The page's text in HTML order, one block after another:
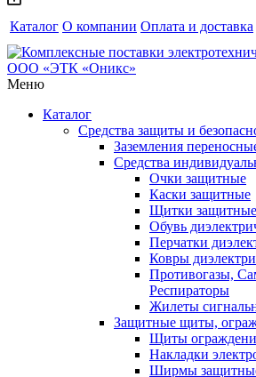
Каталог О компании Оплата и доставка
Меню
Каталог
Средства защиты и
Заземления
Средства
Очки защитные
Каски защитные
Щитки защитные
Обувь
Перчатки
Ковры
Противогазы,
Респираторы
Жилеты
Защитные щиты,
Щиты
Накладки
Ширмы